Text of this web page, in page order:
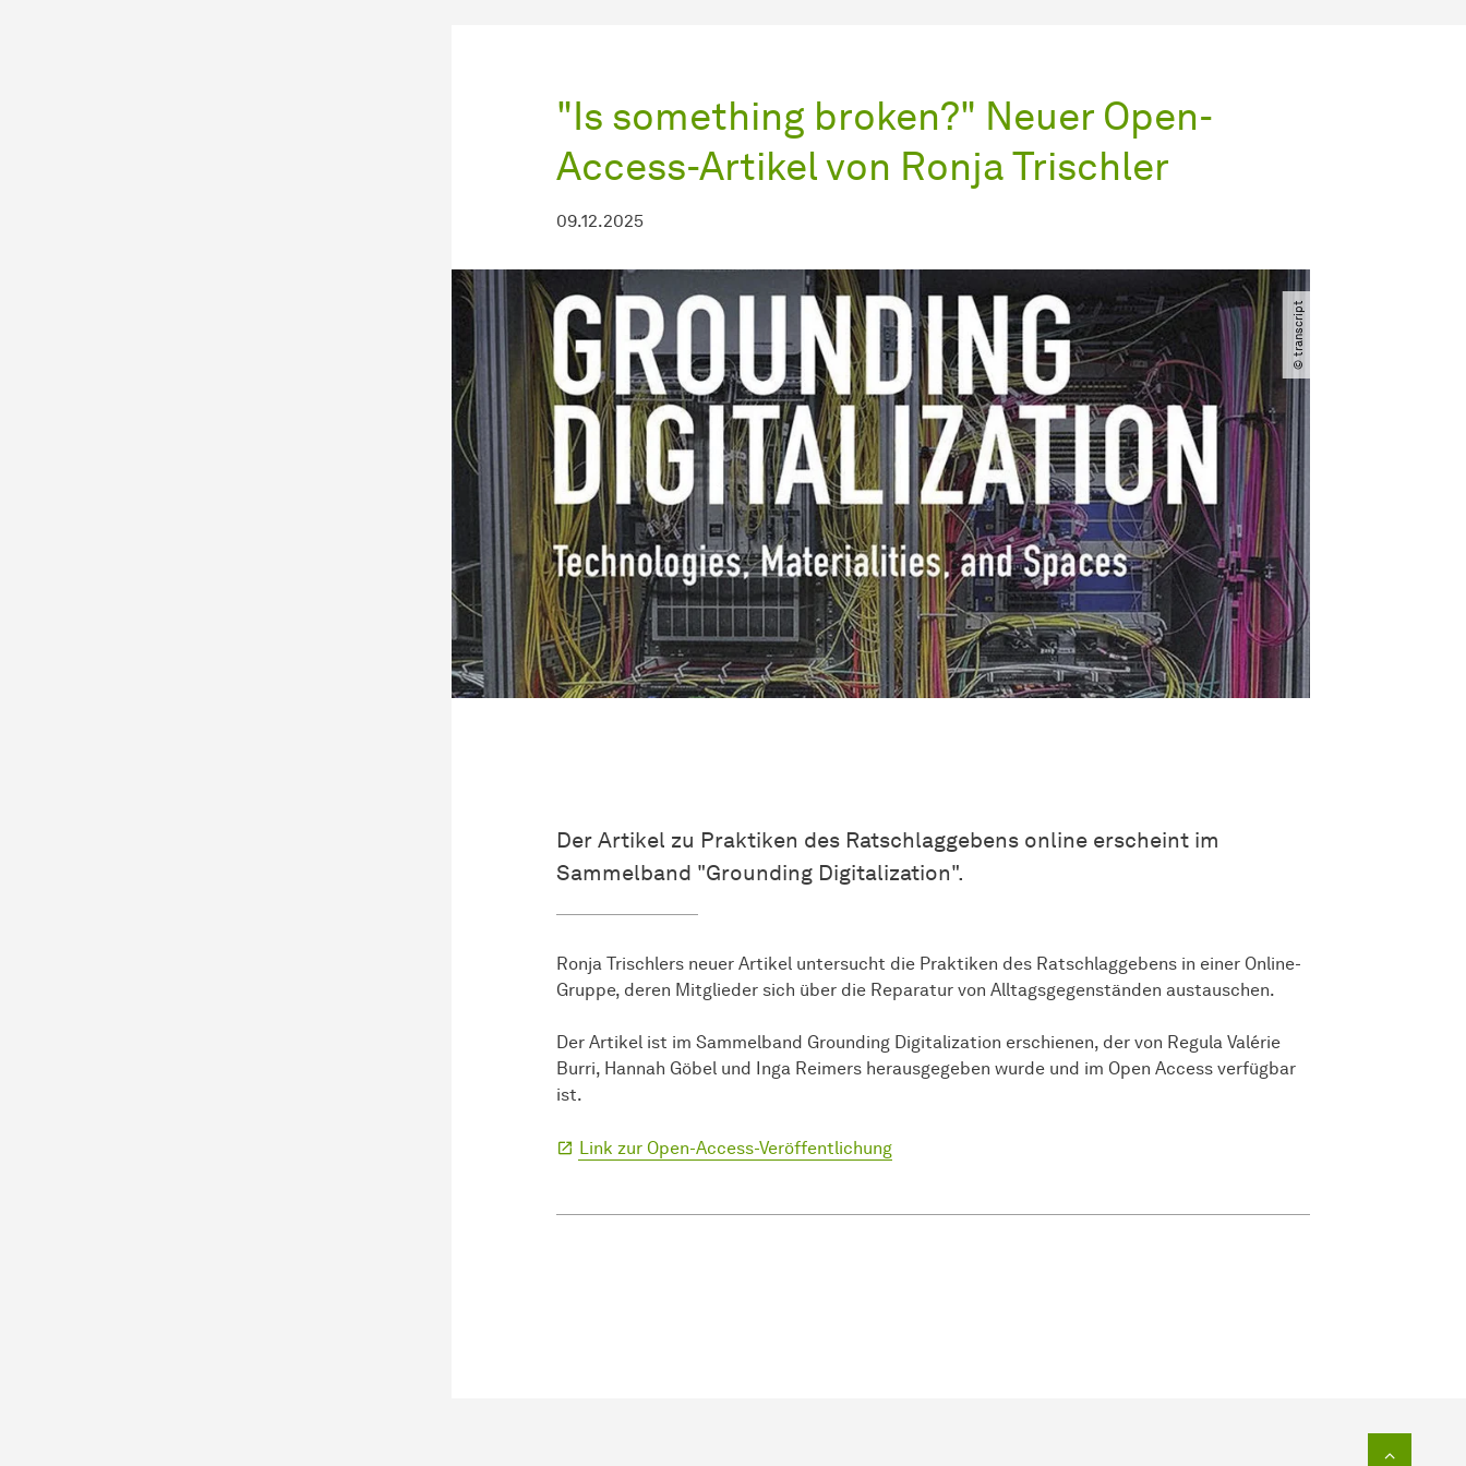
"Is something broken?" Neuer Open-
Access-Artikel von Ronja Trischler
09.12.2025
© transcript
Der Artikel zu Praktiken des Ratschlaggebens online erscheint im
Sammelband "Grounding Digitalization".
Ronja Trischlers neuer Artikel untersucht die Praktiken des Ratschlaggebens in einer Online-
Gruppe, deren Mitglieder sich über die Reparatur von Alltagsgegenständen austauschen.
Der Artikel ist im Sammelband Grounding Digitalization erschienen, der von Regula Valérie
Burri, Hannah Göbel und Inga Reimers herausgegeben wurde und im Open Access verfügbar
ist.
Link zur Open-Access-Veröffentlichung